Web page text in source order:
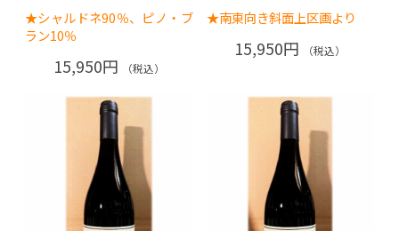
★シャルドネ90％、ピノ・ブ
ラン10％
15,950円 （税込）
★南東向き斜面上区画より
15,950円 （税込）